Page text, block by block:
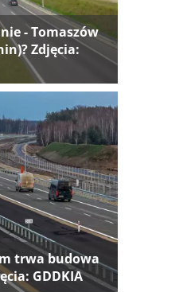
- Tomaszów
Zdjęcia:
trwa budowa
GDDKIA